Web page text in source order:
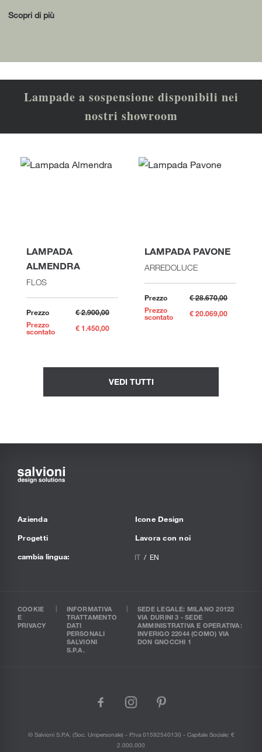
Scopri di più
Lampade a sospensione disponibili nei
nostri showroom
LAMPADA
ALMENDRA
FLOS
Prezzo
€ 2.900,00
Prezzo
scontato € 1.450,00
LAMPADA PAVONE
ARREDOLUCE
Prezzo
€ 28.670,00
Prezzo
scontato € 20.069,00
VEDI TUTTI
Azienda
Progetti
Icone Design
Lavora con noi
cambia lingua:
IT EN
COOKIE
E
PRIVACY
INFORMATIVA
TRATTAMENTO
DATI
PERSONALI
SALVIONI
S.P.A.
SEDE LEGALE: MILANO 20122
VIA DURINI 3 - SEDE
AMMINISTRATIVA E OPERATIVA:
INVERIGO 22044 (COMO) VIA
DON GNOCCHI 1
facebook
instagram
pinterest
© Salvioni S.P.A. (soc. Unipersonale) - P.Iva 01592540130 - Capitale Sociale: €
2.000.000